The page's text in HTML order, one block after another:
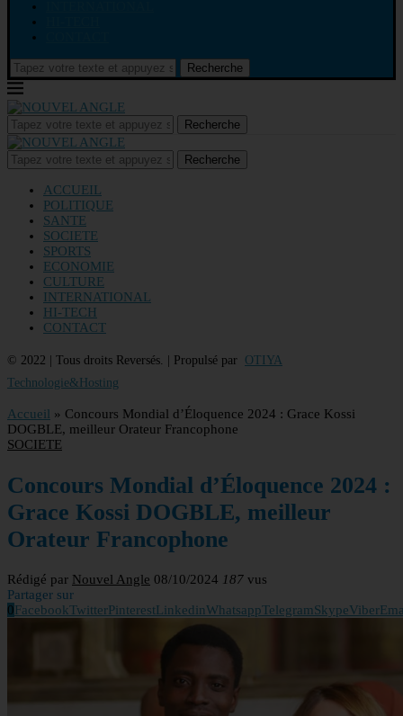
Recherche
Recherche
Recherche
ACCUEIL
POLITIQUE
SANTE
SOCIETE
SPORTS
ECONOMIE
CULTURE
INTERNATIONAL
HI-TECH
CONTACT
© 2022 | Tous droits Reversés. | Propulsé par OTIYA
Technologie&Hosting
Accueil » Concours Mondial d’Éloquence 2024 : Grace Kossi
DOGBLE, meilleur Orateur Francophone
SOCIETE
Concours Mondial d’Éloquence 2024 :
Grace Kossi DOGBLE, meilleur
Orateur Francophone
Rédigé par Nouvel Angle 08/10/2024 187 vus
Partager sur
0FacebookTwitterPinterestLinkedinWhatsappTelegramSkypeViber